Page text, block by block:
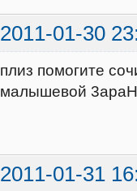
2011-01-30
плиз помогите
малышевой
2011-01-31